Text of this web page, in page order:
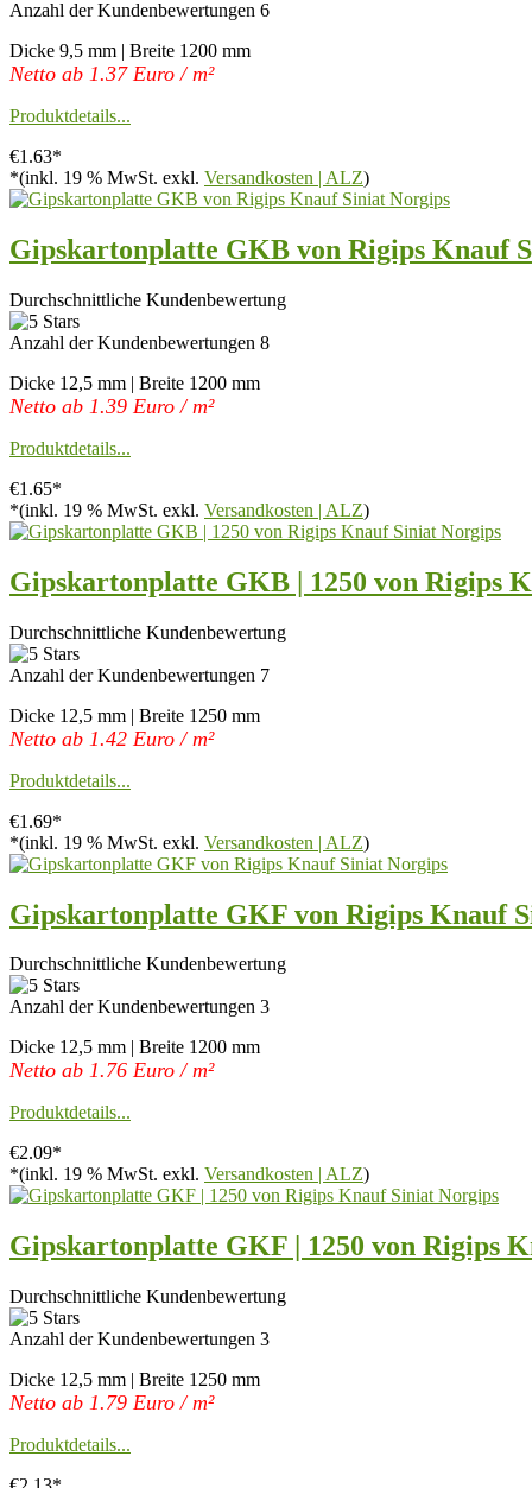
Anzahl der Kundenbewertungen 6
Dicke 9,5 mm | Breite 1200 mm
Netto ab 1.37 Euro / m²
Produktdetails...
€1.63*
*(inkl. 19 % MwSt. exkl. Versandkosten | ALZ)
Gipskartonplatte GKB von Rigips Knauf
Durchschnittliche Kundenbewertung
Anzahl der Kundenbewertungen 8
Dicke 12,5 mm | Breite 1200 mm
Netto ab 1.39 Euro / m²
Produktdetails...
€1.65*
*(inkl. 19 % MwSt. exkl. Versandkosten | ALZ)
Gipskartonplatte GKB | 1250 von Rigips
Durchschnittliche Kundenbewertung
Anzahl der Kundenbewertungen 7
Dicke 12,5 mm | Breite 1250 mm
Netto ab 1.42 Euro / m²
Produktdetails...
€1.69*
*(inkl. 19 % MwSt. exkl. Versandkosten | ALZ)
Gipskartonplatte GKF von Rigips Knauf
Durchschnittliche Kundenbewertung
Anzahl der Kundenbewertungen 3
Dicke 12,5 mm | Breite 1200 mm
Netto ab 1.76 Euro / m²
Produktdetails...
€2.09*
*(inkl. 19 % MwSt. exkl. Versandkosten | ALZ)
Gipskartonplatte GKF | 1250 von Rigips
Durchschnittliche Kundenbewertung
Anzahl der Kundenbewertungen 3
Dicke 12,5 mm | Breite 1250 mm
Netto ab 1.79 Euro / m²
Produktdetails...